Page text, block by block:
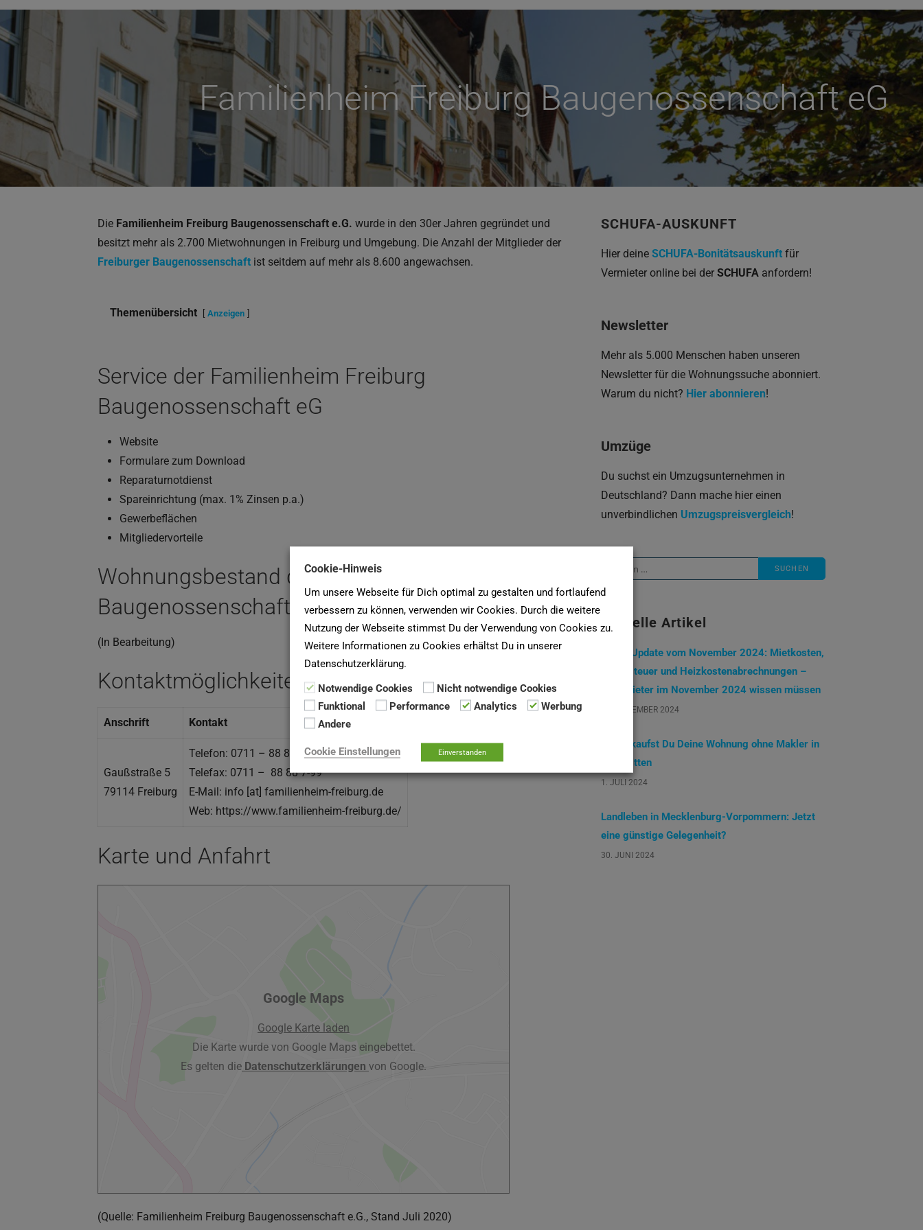
Familienheim Freiburg Baugenossenschaft eG
Die Familienheim Freiburg Baugenossenschaft e.G. wurde in den 30er Jahren gegründet und
besitzt mehr als 2.700 Mietwohnungen in Freiburg und Umgebung. Die Anzahl der Mitglieder der
Freiburger Baugenossenschaft ist seitdem auf mehr als 8.600 angewachsen.
Themenübersicht Anzeigen
Service der Familienheim Freiburg
Baugenossenschaft eG
Website
Formulare zum Download
Reparaturnotdienst
Spareinrichtung (max. 1% Zinsen p.a.)
Gewerbeflächen
Mitgliedervorteile
Wohnungsbestand der Familienheim Freiburg
Baugenossenschaft eG
(In Bearbeitung)
Kontaktmöglichkeiten
Anschrift Kontakt
Gaußstraße 5
79114 Freiburg
Telefon: 0711 – 88 88 7-0
Telefax: 0711 – 88 88 7-99
E-Mail: info [at] familienheim-freiburg.de
Web: https://www.familienheim-freiburg.de/
Karte und Anfahrt
Google Maps
Google Karte laden
Die Karte wurde von Google Maps eingebettet.
Es gelten die Datenschutzerklärungen von Google.
(Quelle: Familienheim Freiburg Baugenossenschaft e.G., Stand Juli 2020)
SCHUFA-AUSKUNFT
Hier deineSCHUFA-Bonitätsauskunft für
Vermieter online bei derSCHUFA anfordern!
Newsletter
Mehr als 5.000 Menschen haben unseren
Newsletter für die Wohnungssuche abonniert.
Warum du nicht? Hier abonnieren!
Umzüge
Du suchst ein Umzugsunternehmen in
Deutschland? Dann mache hier einen
unverbindlichen Umzugspreisvergleich!
nach:
Aktuelle Artikel
MieterUpdate vom November 2024: Mietkosten,
Grundsteuer und Heizkostenabrechnungen –
Was Mieter im November 2024 wissen müssen
12. NOVEMBER 2024
So verkaufst Du Deine Wohnung ohne Makler in
7 Schritten
1. JULI 2024
Landleben in Mecklenburg-Vorpommern: Jetzt
eine günstige Gelegenheit?
30. JUNI 2024
Cookie-Hinweis
Um unsere Webseite für Dich optimal zu gestalten und fortlaufend
verbessern zu können, verwenden wir Cookies. Durch die weitere
Nutzung der Webseite stimmst Du der Verwendung von Cookies zu.
Weitere Informationen zu Cookies erhältst Du in unserer
Datenschutzerklärung.
Notwendige Cookies
Nicht notwendige Cookies
Funktional
Performance Analytics
Werbung
Andere
Cookie Einstellungen Einverstanden